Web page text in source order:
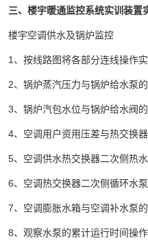
三、楼宇暖通监控系统实训装置
楼宇空调供水及锅炉监控
1、按线路图将各部分连线操作实
2、锅炉蒸汽压力与锅炉给水泵的
3、锅炉汽包水位与锅炉给水阀的
4、空调用户资用压差与热交换
5、空调供水热交换器二次侧热
6、空调热交换器二次侧循环水
7、空调膨胀水箱与空调补水泵的
8、观察水泵的累计运行时间操作